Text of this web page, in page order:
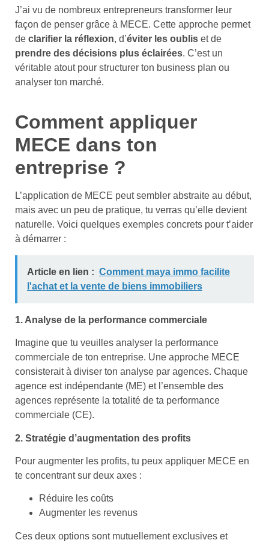
J’ai vu de nombreux entrepreneurs transformer leur
façon de penser grâce à MECE. Cette approche permet
de clarifier la réflexion, d’éviter les oublis et de
prendre des décisions plus éclairées. C’est un
véritable atout pour structurer ton business plan ou
analyser ton marché.
Comment appliquer
MECE dans ton
entreprise ?
L’application de MECE peut sembler abstraite au début,
mais avec un peu de pratique, tu verras qu’elle devient
naturelle. Voici quelques exemples concrets pour t’aider
à démarrer :
Article en lien : Comment maya immo facilite
l'achat et la vente de biens immobiliers
1. Analyse de la performance commerciale
Imagine que tu veuilles analyser la performance
commerciale de ton entreprise. Une approche MECE
consisterait à diviser ton analyse par agences. Chaque
agence est indépendante (ME) et l’ensemble des
agences représente la totalité de ta performance
commerciale (CE).
2. Stratégie d’augmentation des profits
Pour augmenter les profits, tu peux appliquer MECE en
te concentrant sur deux axes :
Réduire les coûts
Augmenter les revenus
Ces deux options sont mutuellement exclusives et